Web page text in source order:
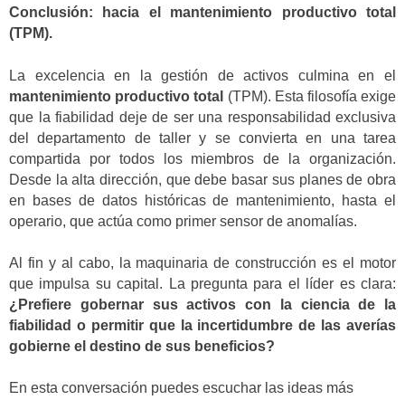
Conclusión: hacia el mantenimiento productivo total
(TPM).
La excelencia en la gestión de activos culmina en el
mantenimiento productivo total (TPM). Esta filosofía exige
que la fiabilidad deje de ser una responsabilidad exclusiva
del departamento de taller y se convierta en una tarea
compartida por todos los miembros de la organización.
Desde la alta dirección, que debe basar sus planes de obra
en bases de datos históricas de mantenimiento, hasta el
operario, que actúa como primer sensor de anomalías.
Al fin y al cabo, la maquinaria de construcción es el motor
que impulsa su capital. La pregunta para el líder es clara:
¿Prefiere gobernar sus activos con la ciencia de la
fiabilidad o permitir que la incertidumbre de las averías
gobierne el destino de sus beneficios?
En esta conversación puedes escuchar las ideas más